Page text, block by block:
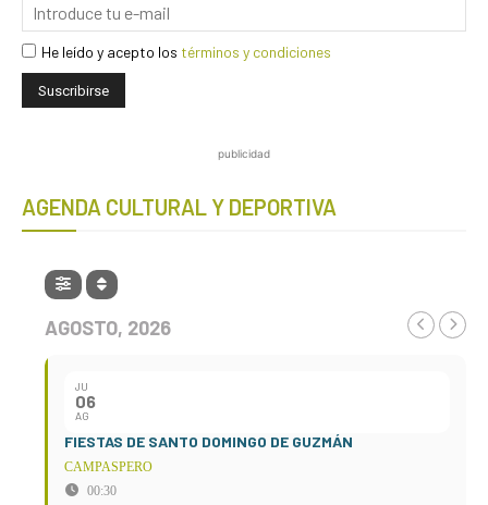
He leído y acepto los términos y condiciones
publicidad
AGENDA CULTURAL Y DEPORTIVA
AGOSTO, 2026
JU
06
AG
FIESTAS DE SANTO DOMINGO DE GUZMÁN
CAMPASPERO
00:30